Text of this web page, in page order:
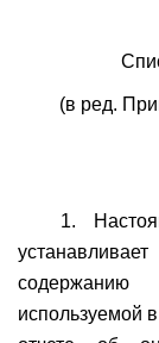
(в ред.
1.
содержанию
используемой